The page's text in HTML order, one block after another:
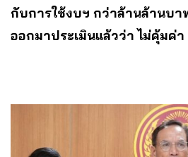
กับการใช้งบฯ กว่าล้านล้านบา
ออกมาประเมินแล้วว่า ไม่คุ้มค่า